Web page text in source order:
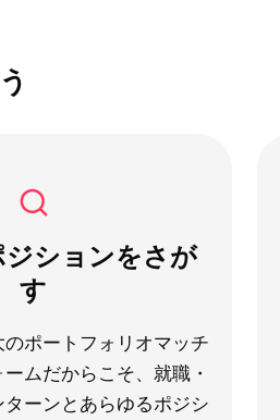
ションをさが
す
ポートフォリオマッチ
ムだからこそ、就職・
ーンとあらゆるポジシ